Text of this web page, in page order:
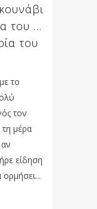
του …
του
το
τον
µέρα
είδηση
ορµήσει...